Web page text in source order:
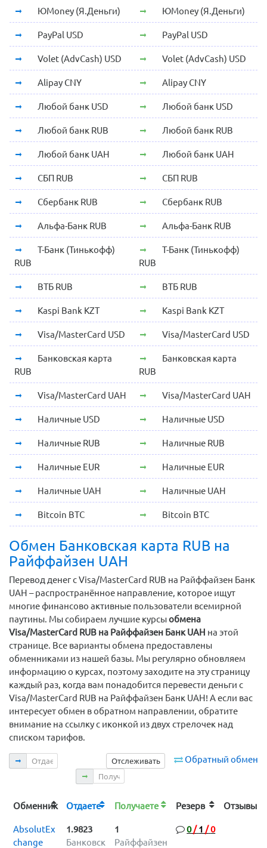
ЮMoney (Я.Деньги) ЮMoney (Я.Деньги)
PayPal USD PayPal USD
Volet (AdvCash) USD Volet (AdvCash) USD
Alipay CNY Alipay CNY
Любой банк USD Любой банк USD
Любой банк RUB Любой банк RUB
Любой банк UAH Любой банк UAH
СБП RUB СБП RUB
Сбербанк RUB Сбербанк RUB
Альфа-Банк RUB Альфа-Банк RUB
Т-Банк (Тинькофф)
RUB
Т-Банк (Тинькофф)
RUB
ВТБ RUB ВТБ RUB
Kaspi Bank KZT Kaspi Bank KZT
Visa/MasterCard USD Visa/MasterCard USD
Банковская карта
RUB
Банковская карта
RUB
Visa/MasterCard UAH Visa/MasterCard UAH
Наличные USD Наличные USD
Наличные RUB Наличные RUB
Наличные EUR Наличные EUR
Наличные UAH Наличные UAH
Bitcoin BTC Bitcoin BTC
Обмен Банковская карта RUB на
Райффайзен UAH
Перевод денег с Visa/MasterCard RUB на Райффайзен Банк
UAH – распространённое направление, которое ищут
многие финансово активные пользователи всемирной
паутины. Мы собираем лучшие курсыобмена
Visa/MasterCard RUB на Райффайзен Банк UAH на этой
странице. Все варианты обмена предоставлены
обменниками из нашей базы. Мы регулярно обновляем
информацию о курсах, поэтому заходите на эту страницу
каждый раз, когда вам понадобится перевести деньги с
Visa/MasterCard RUB на Райффайзен Банк UAH! А если вас
интересует обмен в обратном направлении, обратите
внимание на ссылку с иконкой из двух стрелочек над
списком тарифов.
Обратный обмен
Отслеживать
Отдаете
Получаете
Обменник Отдаете Получаете Резерв Отзывы
AbsolutEx
change
1.9823
Банковск
1
Райффайзен
0/ 1 /0